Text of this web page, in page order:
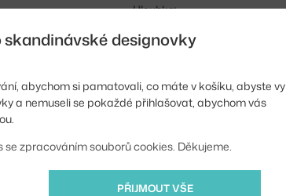
Hloubka:
Výška područek:
Hmotnost:
Barva:
skandinávské designovky
abychom si pamatovali, co máte v košíku, abyste vy
a nemuseli se pokaždé přihlašovat, abychom vás
zpracováním souborů cookies. Děkujeme.
PŘIJMOUT VŠE